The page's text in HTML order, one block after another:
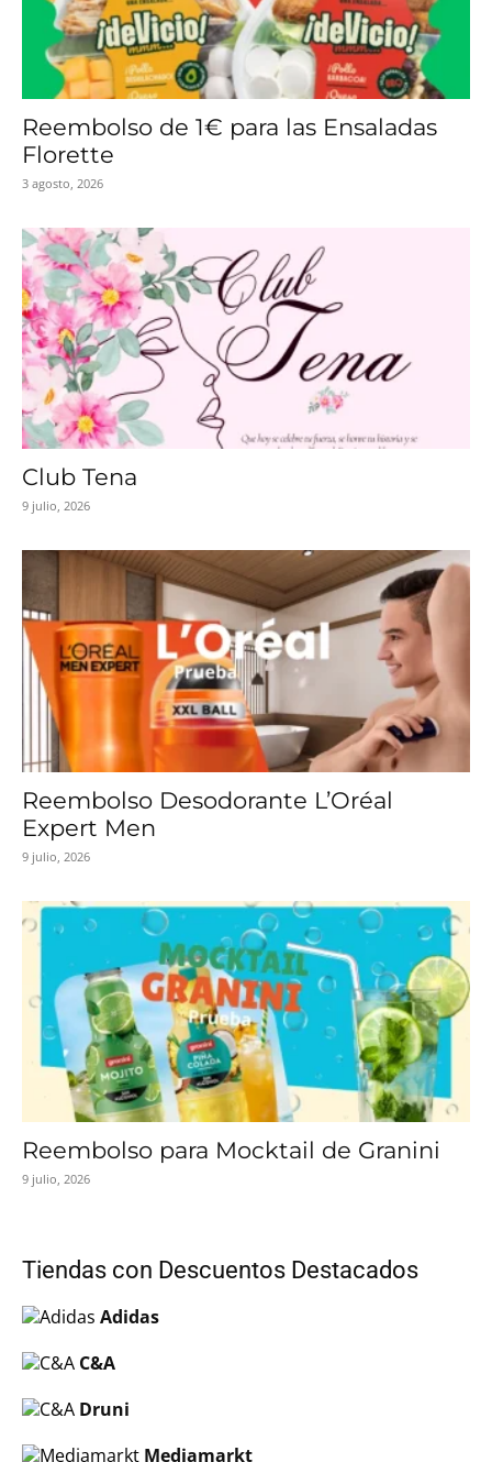
Reembolso de 1€ para las Ensaladas
Florette
3 agosto, 2026
Club Tena
9 julio, 2026
Reembolso Desodorante L’Oréal
Expert Men
9 julio, 2026
Reembolso para Mocktail de Granini
9 julio, 2026
Tiendas con Descuentos Destacados
Adidas
C&A
Druni
Mediamarkt